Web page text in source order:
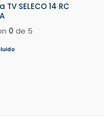
SELECO 14 RC
0 de 5